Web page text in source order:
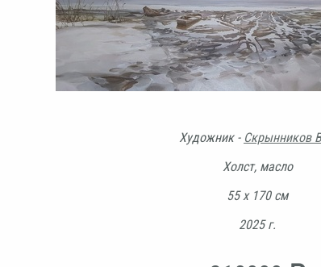
Художник - Скрынников
Холст, масло
55 х 170 см
2025 г.